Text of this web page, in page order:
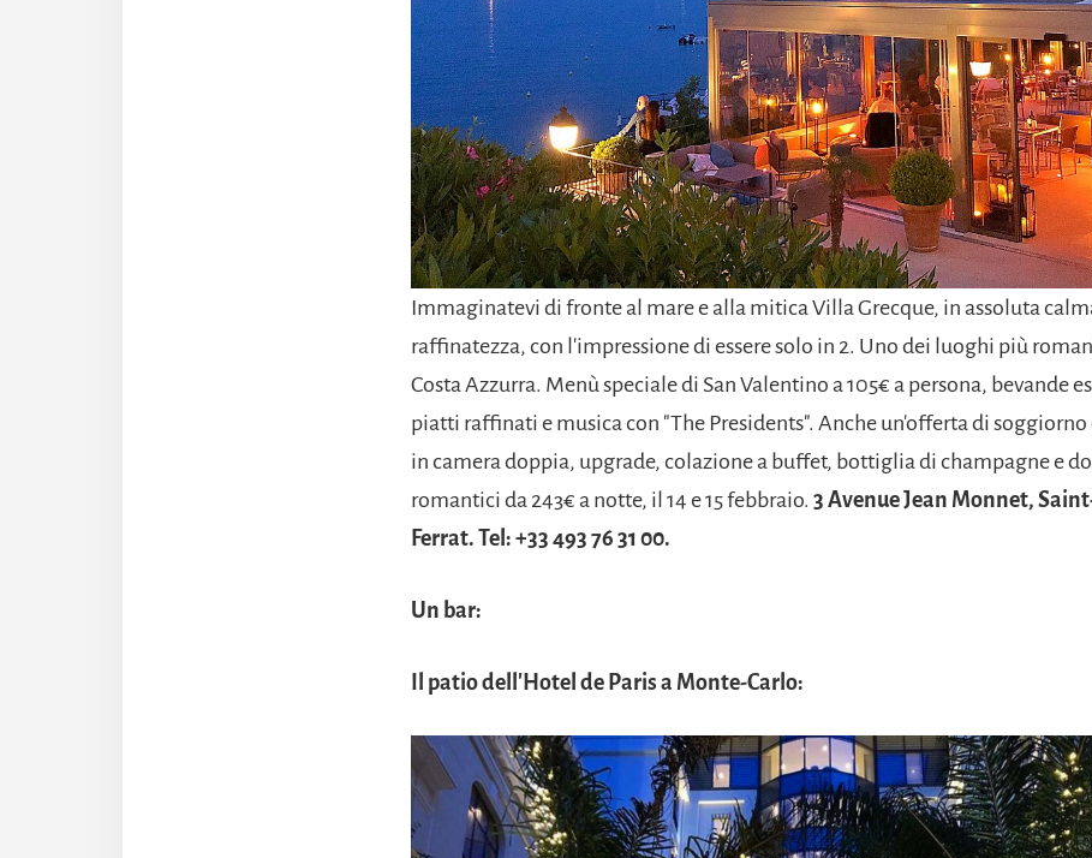
Immaginatevi di fronte al mare e alla mitica Villa Grecque, in assoluta
raffinatezza, con l'impressione di essere solo in 2. Uno dei luoghi più
Costa Azzurra. Menù speciale di San Valentino a 105€ a persona, bevande
piatti raffinati e musica con "The Presidents". Anche un'offerta di
in camera doppia, upgrade, colazione a buffet, bottiglia di champagne e
romantici da 243€ a notte, il 14 e 15 febbraio. 3 Avenue Jean Monnet,
Ferrat. Tel: +33 493 76 31 00.
Un bar:
Il patio dell'Hotel de Paris a Monte-Carlo: